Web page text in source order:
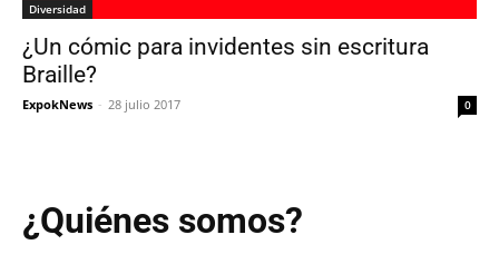
Diversidad
¿Un cómic para invidentes sin escritura
Braille?
ExpokNews - 28 julio 2017 0
¿Quiénes somos?